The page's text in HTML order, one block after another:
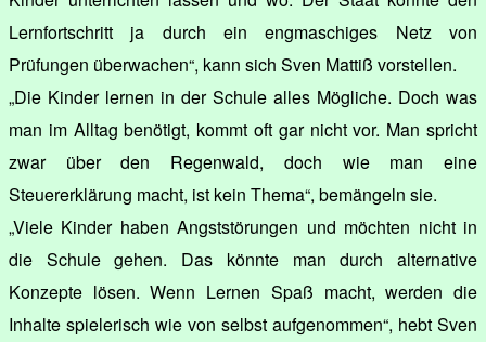
Lernfortschritt ja durch ein engmaschiges Netz von
Prüfungen überwachen“, kann sich Sven Mattiß vorstellen.
„Die Kinder lernen in der Schule alles Mögliche. Doch was
man im Alltag benötigt, kommt oft gar nicht vor. Man spricht
zwar über den Regenwald, doch wie man eine
Steuererklärung macht, ist kein Thema“, bemängeln sie.
„Viele Kinder haben Angststörungen und möchten nicht in
die Schule gehen. Das könnte man durch alternative
Konzepte lösen. Wenn Lernen Spaß macht, werden die
Inhalte spielerisch wie von selbst aufgenommen“, hebt Sven